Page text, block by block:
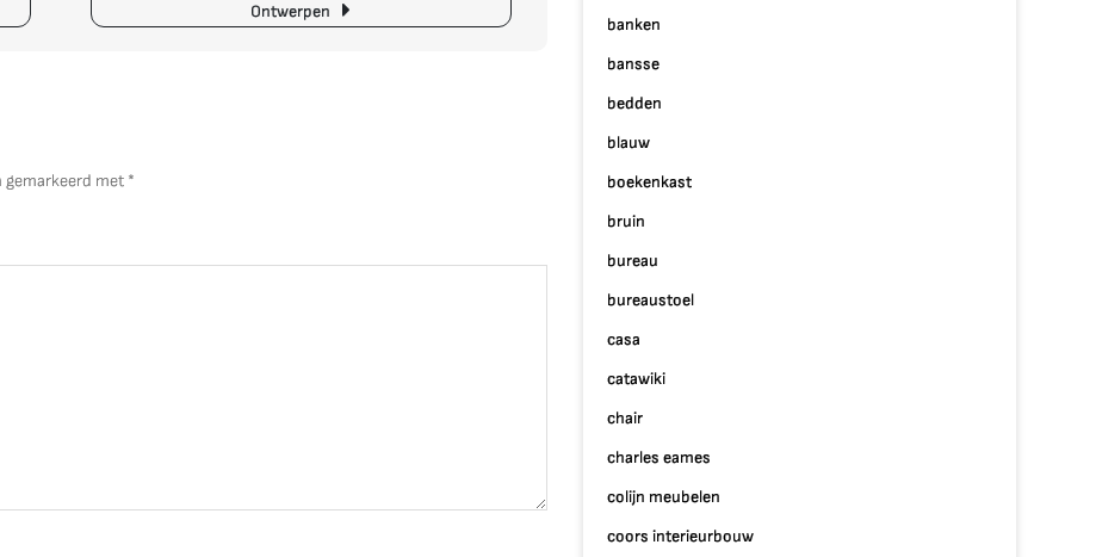
Ontwerpen
gemarkeerd met *
banken
bansse
bedden
blauw
boekenkast
bruin
bureau
bureaustoel
casa
catawiki
chair
charles eames
colijn meubelen
coors interieurbouw